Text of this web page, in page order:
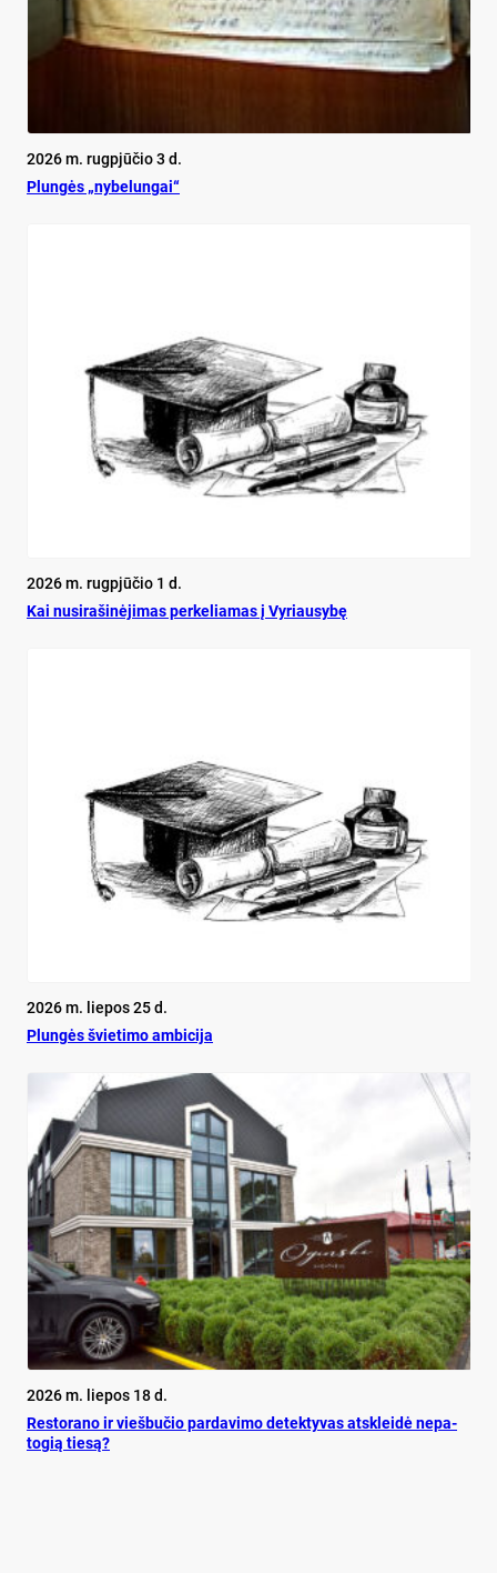
2026 m. rugpjūčio 3 d.
Plun­gės „ny­be­lun­gai“
2026 m. rugpjūčio 1 d.
Kai nu­si­ra­ši­nė­ji­mas per­ke­lia­mas į Vy­riau­sy­bę
2026 m. liepos 25 d.
Plun­gės švie­ti­mo am­bi­ci­ja
2026 m. liepos 18 d.
Res­to­ra­no ir vieš­bu­čio par­da­vi­mo de­tek­ty­vas at­sklei­dė ne­pa­
to­gią tie­są?